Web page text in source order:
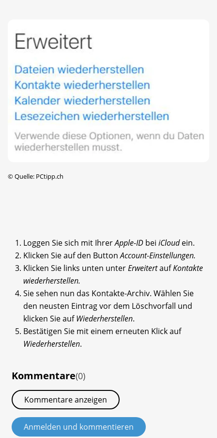
©Quelle: PCtipp.ch
Loggen Sie sich mit IhrerApple-ID bei iCloudein.
Klicken Sie auf den ButtonAccount-Einstellungen.
Klicken Sie links unten unterErweitertaufKontakte
wiederherstellen.
Sie sehen nun das Kontakte-Archiv. Wählen Sie
den neusten Eintrag vor dem Löschvorfall und
klicken Sie aufWiederherstellen.
Bestätigen Sie mit einem erneuten Klick auf
Wiederherstellen.
Kommentare(0)
Kommentare anzeigen
Anmelden und kommentieren